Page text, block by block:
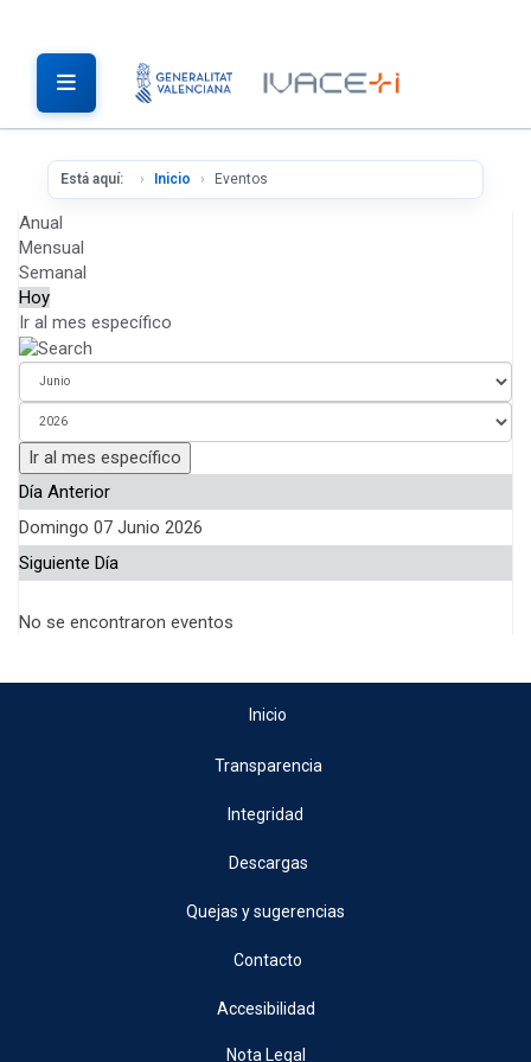
Está aquí: Inicio Eventos
Anual
Mensual
Semanal
Hoy
Ir al mes específico
Ir al mes específico
Día Anterior
Domingo 07 Junio 2026
Siguiente Día
No se encontraron eventos
Inicio
Transparencia
Integridad
Descargas
Quejas y sugerencias
Contacto
Accesibilidad
Nota Legal